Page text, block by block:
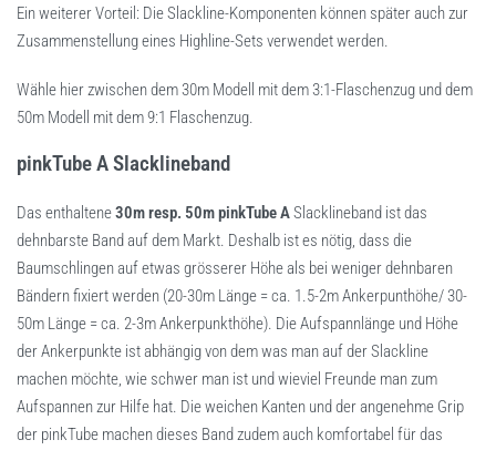
Ein weiterer Vorteil: Die Slackline-Komponenten können später auch zur
Zusammenstellung eines Highline-Sets verwendet werden.
Wähle hier zwischen dem 30m Modell mit dem 3:1-Flaschenzug und dem
50m Modell mit dem 9:1 Flaschenzug.
pinkTube A Slacklineband
Das enthaltene30m resp. 50m pinkTube ASlacklineband ist das
dehnbarste Band auf dem Markt. Deshalb ist es nötig, dass die
Baumschlingen auf etwas grösserer Höhe als bei weniger dehnbaren
Bändern fixiert werden (20-30m Länge = ca. 1.5-2m Ankerpunthöhe/ 30-
50m Länge = ca. 2-3m Ankerpunkthöhe). Die Aufspannlänge und Höhe
der Ankerpunkte ist abhängig von dem was man auf der Slackline
machen möchte, wie schwer man ist und wieviel Freunde man zum
Aufspannen zur Hilfe hat. Die weichen Kanten und der angenehme Grip
der pinkTube machen dieses Band zudem auch komfortabel für das